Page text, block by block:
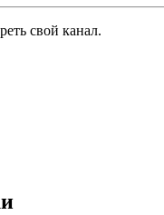
свой канал.